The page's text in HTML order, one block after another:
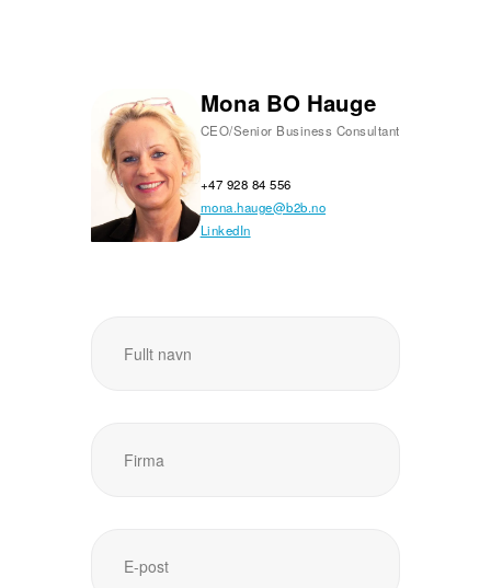
Mona BO Hauge
CEO/Senior Business Consultant
+47 928 84 556
mona.hauge@b2b.no
LinkedIn